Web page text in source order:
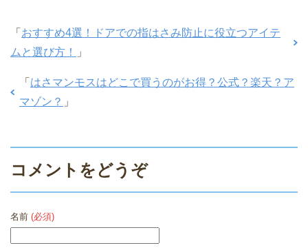
「 おすすめ4選！ドアでの指はさみ防止に役立つアイテ
ムと選び方！
」
「 はさマンモスはどこで買うのがお得？公式？楽天？ア
マゾン？ 」
コメントをどうぞ
名前 (必須)